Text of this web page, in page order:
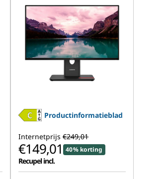
Productinformatieblad
Internetprijs €249,01
€149,01 40% korting
Recupel incl.